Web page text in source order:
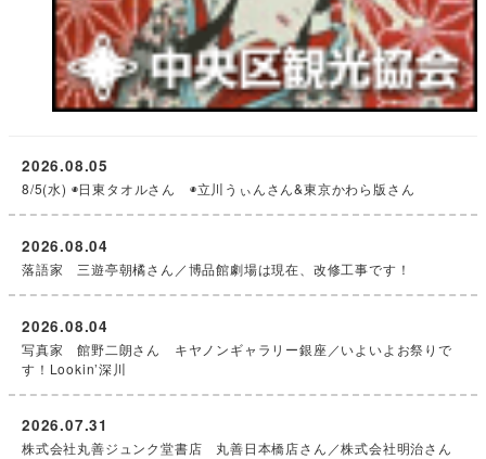
8/5(水) ◉日東タオルさん ◉立川うぃんさん&東京かわら版さん
2026.08.05
落語家 三遊亭朝橘さん／博品館劇場は現在、改修工事です！
2026.08.04
写真家 館野二朗さん キヤノンギャラリー銀座／いよいよお祭りで
す！Lookin’深川
2026.08.04
株式会社丸善ジュンク堂書店 丸善日本橋店さん／株式会社明治さん
2026.07.31